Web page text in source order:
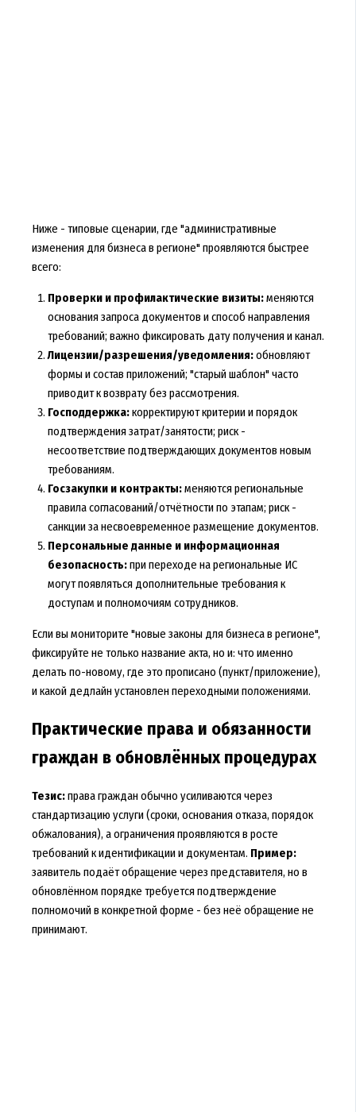
Ниже - типовые сценарии, где "административные
изменения для бизнеса в регионе" проявляются быстрее
всего:
Проверки и профилактические визиты:меняются
основания запроса документов и способ направления
требований; важно фиксировать дату получения и канал.
Лицензии/разрешения/уведомления:обновляют
формы и состав приложений; "старый шаблон" часто
приводит к возврату без рассмотрения.
Господдержка:корректируют критерии и порядок
подтверждения затрат/занятости; риск -
несоответствие подтверждающих документов новым
требованиям.
Госзакупки и контракты:меняются региональные
правила согласований/отчётности по этапам; риск -
санкции за несвоевременное размещение документов.
Персональные данные и информационная
безопасность:при переходе на региональные ИС
могут появляться дополнительные требования к
доступам и полномочиям сотрудников.
Если вы мониторите "новые законы для бизнеса в регионе",
фиксируйте не только название акта, но и: что именно
делать по-новому, где это прописано (пункт/приложение),
и какой дедлайн установлен переходными положениями.
Практические права и обязанности
граждан в обновлённых процедурах
Тезис:права граждан обычно усиливаются через
стандартизацию услуги (сроки, основания отказа, порядок
обжалования), а ограничения проявляются в росте
требований к идентификации и документам. Пример:
заявитель подаёт обращение через представителя, но в
обновлённом порядке требуется подтверждение
полномочий в конкретной форме - без неё обращение не
принимают.